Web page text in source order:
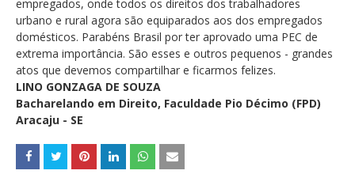
empregados, onde todos os direitos dos trabalhadores
urbano e rural agora são equiparados aos dos empregados
domésticos. Parabéns Brasil por ter aprovado uma PEC de
extrema importância. São esses e outros pequenos - grandes
atos que devemos compartilhar e ficarmos felizes.
LINO GONZAGA DE SOUZA
Bacharelando em Direito, Faculdade Pio Décimo (FPD)
Aracaju - SE